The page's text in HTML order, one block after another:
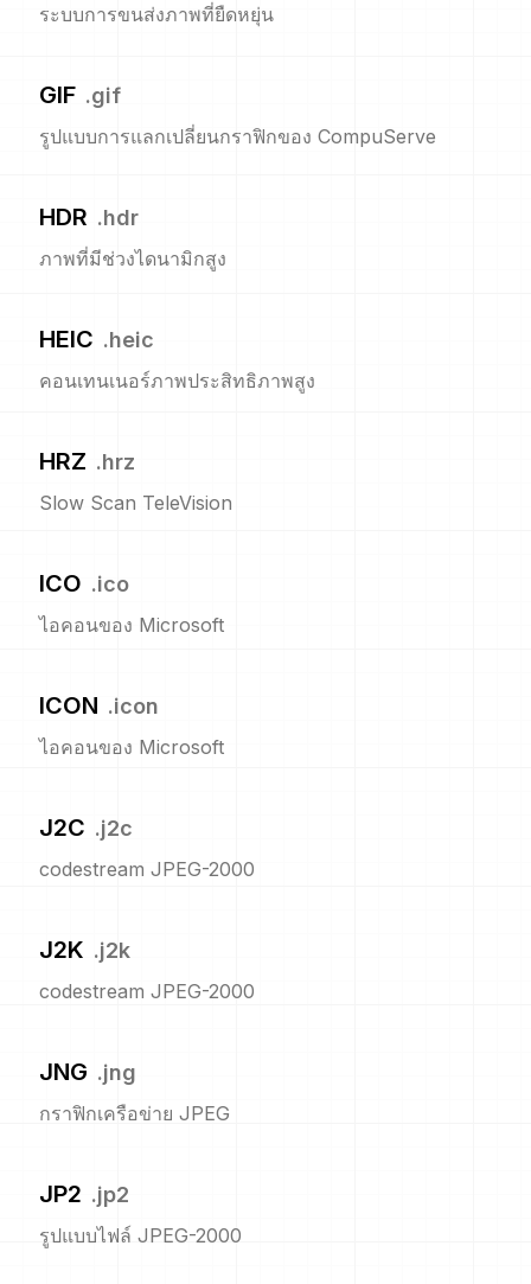
ระบบการขนส่งภาพที่ยืดหยุ่น
GIF .gif
รูปแบบการแลกเปลี่ยนกราฟิกของ CompuServe
HDR .hdr
ภาพที่มีช่วงไดนามิกสูง
HEIC .heic
คอนเทนเนอร์ภาพประสิทธิภาพสูง
HRZ .hrz
Slow Scan TeleVision
ICO .ico
ไอคอนของ Microsoft
ICON .icon
ไอคอนของ Microsoft
J2C .j2c
codestream JPEG-2000
J2K .j2k
codestream JPEG-2000
JNG .jng
กราฟิกเครือข่าย JPEG
JP2 .jp2
รูปแบบไฟล์ JPEG-2000